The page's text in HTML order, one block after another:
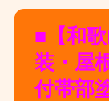
■【和
装・屋
付帯部